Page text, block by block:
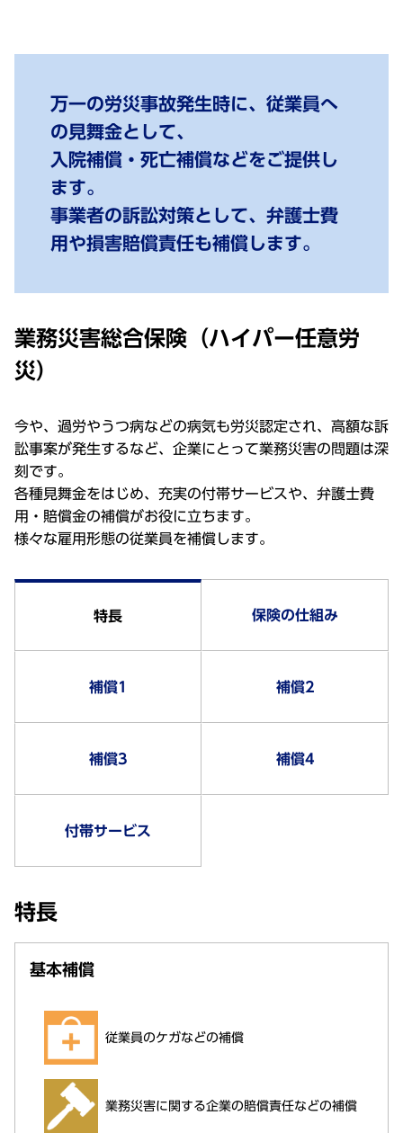
万一の労災事故発生時に、従業員へ
の見舞金として、
入院補償・死亡補償などをご提供し
ます。
事業者の訴訟対策として、弁護士費
用や損害賠償責任も補償します。
業務災害総合保険（ハイパー任意労
災）
今や、過労やうつ病などの病気も労災認定され、高額な訴
訟事案が発生するなど、企業にとって業務災害の問題は深
刻です。
各種見舞金をはじめ、充実の付帯サービスや、弁護士費
用・賠償金の補償がお役に立ちます。
様々な雇用形態の従業員を補償します。
特長 保険の仕組み
補償1 補償2
補償3 補償4
付帯サービス
特長
基本補償
従業員のケガなどの補償
業務災害に関する企業の賠償責任などの補償